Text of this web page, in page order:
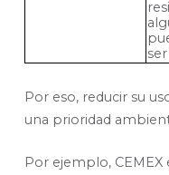
Por eso, reducir su
una prioridad
Por ejemplo,